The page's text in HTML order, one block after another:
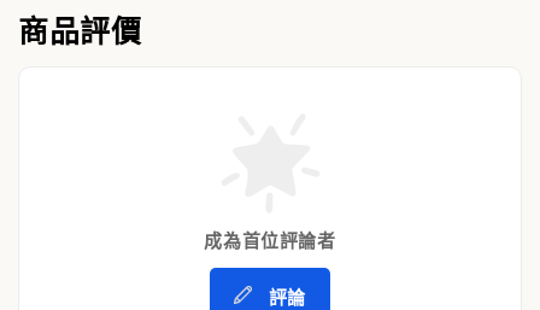
商品評價
成為首位評論者
評論